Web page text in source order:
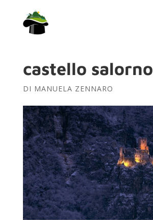
castello salorno
DI MANUELA ZENNARO